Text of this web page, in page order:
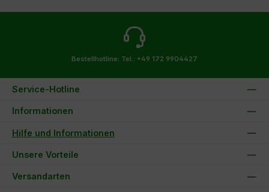
Bestellhotline: Tel.: +49 172 9904427
Service-Hotline
Informationen
Hilfe und Informationen
Unsere Vorteile
Versandarten